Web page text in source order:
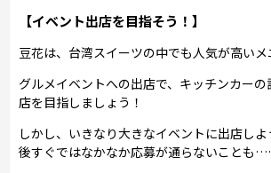
【イベント出店を目指そう！】
豆花は、台湾スイーツの中でも人気が高いメ
グルメイベントへの出店で、キッチンカー
店を目指しましょう！
しかし、いきなり大きなイベントに出店し
後すぐではなかなか応募が通らないことも